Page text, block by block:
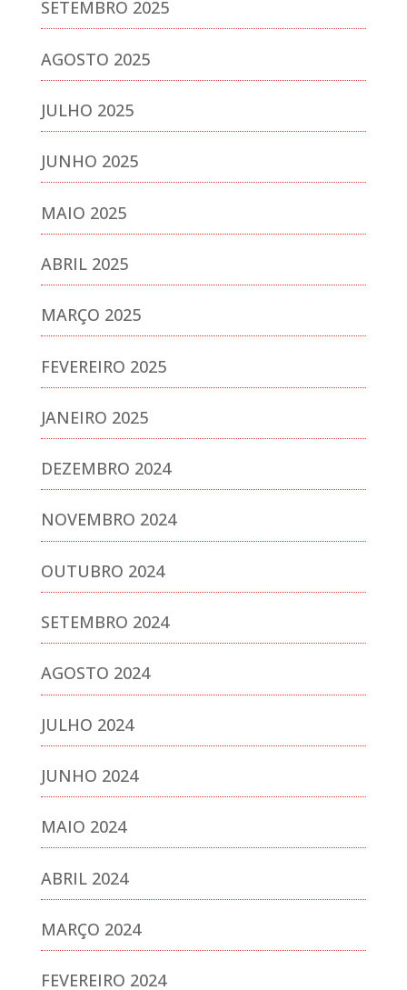
SETEMBRO 2025
AGOSTO 2025
JULHO 2025
JUNHO 2025
MAIO 2025
ABRIL 2025
MARÇO 2025
FEVEREIRO 2025
JANEIRO 2025
DEZEMBRO 2024
NOVEMBRO 2024
OUTUBRO 2024
SETEMBRO 2024
AGOSTO 2024
JULHO 2024
JUNHO 2024
MAIO 2024
ABRIL 2024
MARÇO 2024
FEVEREIRO 2024